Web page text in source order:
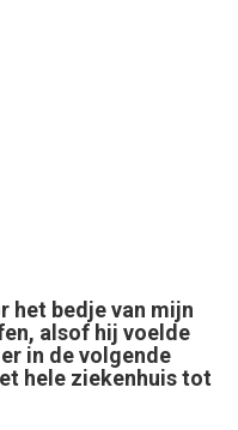
het bedje van mijn
alsof hij voelde
in de volgende
hele ziekenhuis tot